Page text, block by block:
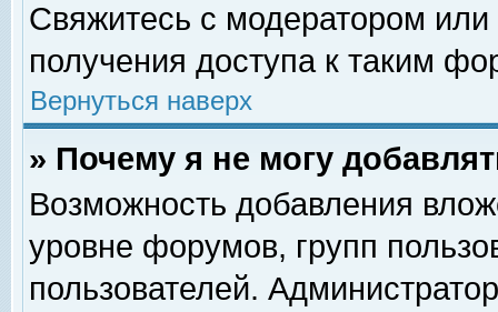
Свяжитесь с модератором
получения доступа к таким
Вернуться наверх
» Почему я не могу
Возможность добавления
уровне форумов, групп
пользователей.